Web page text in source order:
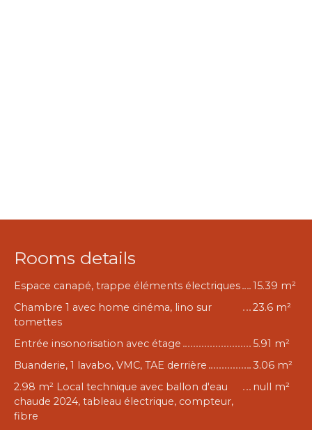
Rooms details
Espace canapé, trappe éléments électriques
15.39 m²
Chambre 1 avec home cinéma, lino sur
tomettes
23.6 m²
Entrée insonorisation avec étage
5.91 m²
Buanderie, 1 lavabo, VMC, TAE derrière
3.06 m²
2.98 m² Local technique avec ballon d'eau
chaude 2024, tableau électrique, compteur,
fibre
null m²